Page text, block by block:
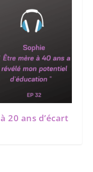
20 ans d’écart